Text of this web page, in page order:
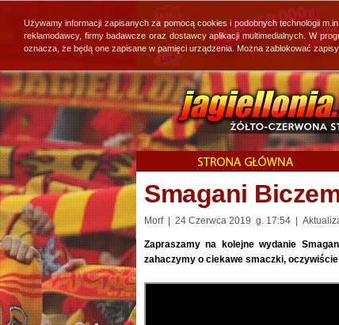
Smagani
Morf | 24 Czerwca 2019 g. 17:54 |
Zapraszamy na kolejne wydanie
zahaczymy o ciekawe smaczki,
Używamy informacji zapisanych za pomocą cookies i podobnych technologii
reklamodawcy, firmy badawcze oraz dostawcy aplikacji multimedialnych. W
oznacza, że będą one zapisane w pamięci urządzenia. Można zablokować